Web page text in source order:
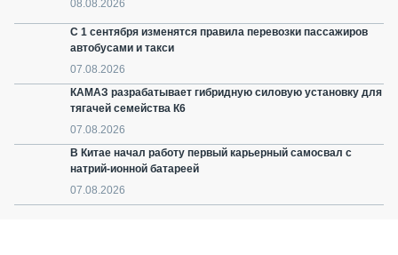
08.08.2026
С 1 сентября изменятся правила перевозки пассажиров
автобусами и такси
07.08.2026
КАМАЗ разрабатывает гибридную силовую установку для
тягачей семейства К6
07.08.2026
В Китае начал работу первый карьерный самосвал с
натрий-ионной батареей
07.08.2026